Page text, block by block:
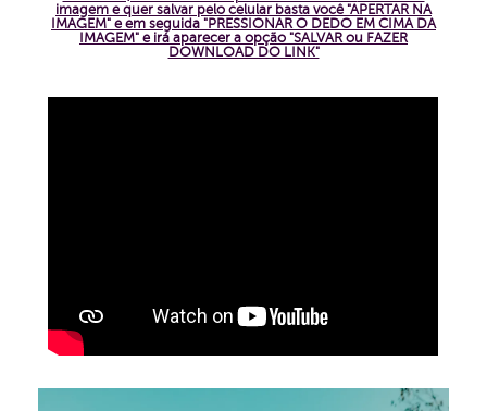
imagem e quer salvar pelo celular basta você "APERTAR NA
IMAGEM" e em seguida "PRESSIONAR O DEDO EM CIMA DA
IMAGEM" e irá aparecer a opção "SALVAR ou FAZER
DOWNLOAD DO LINK"